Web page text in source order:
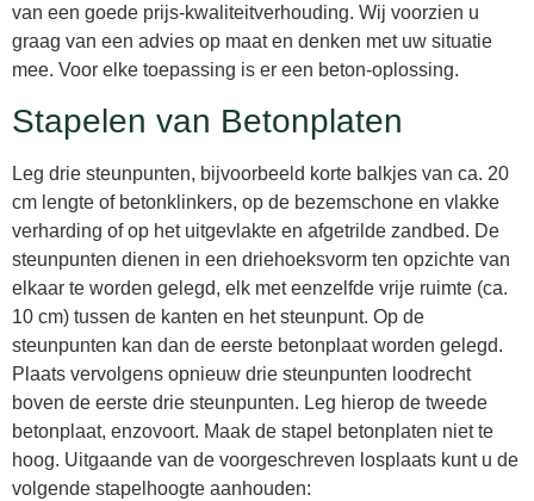
van een goede prijs-kwaliteitverhouding. Wij voorzien u
graag van een advies op maat en denken met uw situatie
mee. Voor elke toepassing is er een beton-oplossing.
Stapelen van Betonplaten
Leg drie steunpunten, bijvoorbeeld korte balkjes van ca. 20
cm lengte of betonklinkers, op de bezemschone en vlakke
verharding of op het uitgevlakte en afgetrilde zandbed. De
steunpunten dienen in een driehoeksvorm ten opzichte van
elkaar te worden gelegd, elk met eenzelfde vrije ruimte (ca.
10 cm) tussen de kanten en het steunpunt. Op de
steunpunten kan dan de eerste betonplaat worden gelegd.
Plaats vervolgens opnieuw drie steunpunten loodrecht
boven de eerste drie steunpunten. Leg hierop de tweede
betonplaat, enzovoort. Maak de stapel betonplaten niet te
hoog. Uitgaande van de voorgeschreven losplaats kunt u de
volgende stapelhoogte aanhouden: